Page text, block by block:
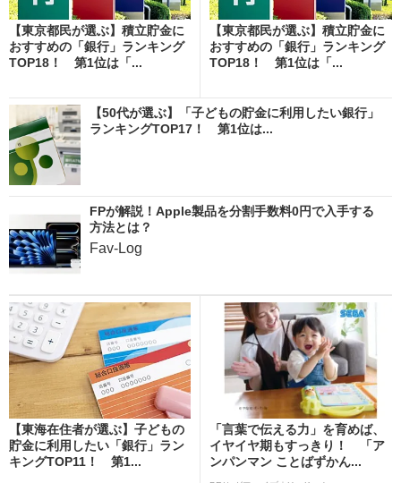
【東京都民が選ぶ】積立貯金に
おすすめの「銀行」ランキング
TOP18！ 第1位は「...
【東京都民が選ぶ】積立貯金に
おすすめの「銀行」ランキング
TOP18！ 第1位は「...
【50代が選ぶ】「子どもの貯金に利用したい銀行」
ランキングTOP17！ 第1位は...
FPが解説！Apple製品を分割手数料0円で入手する
方法とは？
Fav-Log
【東海在住者が選ぶ】子どもの
貯金に利用したい「銀行」ラン
キングTOP11！ 第1...
「言葉で伝える力」を育めば、
イヤイヤ期もすっきり！ 「ア
ンパンマン ことばずかん...